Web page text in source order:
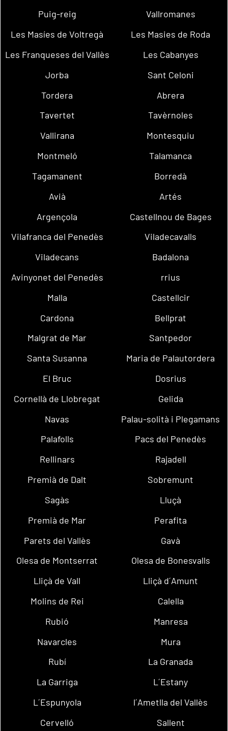
Puig-reig
Vallromanes
Les Masíes de Voltregà
Les Masies de Roda
Les Franqueses del Vallès
Les Cabanyes
Jorba
Sant Celoni
Tordera
Abrera
Tavertet
Tavèrnoles
Vallirana
Montesquiu
Montmeló
Talamanca
Tagamanent
Borredà
Avià
Artés
Argençola
Castellnou de Bages
Vilafranca del Penedès
Viladecavalls
Viladecans
Badalona
Avinyonet del Penedès
rrius
Malla
Castellcir
Cardona
Bellprat
Malgrat de Mar
Santpedor
Santa Susanna
Maria de Palautordera
El Bruc
Dosrius
Cornellà de Llobregat
Gelida
Navas
Palau-solità i Plegamans
Palafolls
Pacs del Penedès
Rellinars
Rajadell
Premià de Dalt
Sobremunt
Sagàs
Lluçà
Premià de Mar
Perafita
Parets del Vallès
Gavà
Olesa de Montserrat
Olesa de Bonesvalls
Lliçà de Vall
Lliçà d´Amunt
Molins de Rei
Calella
Rubió
Manresa
Navarcles
Mura
Rubí
La Granada
La Garriga
L´Estany
L´Espunyola
l´Ametlla del Vallès
Cervelló
Sallent